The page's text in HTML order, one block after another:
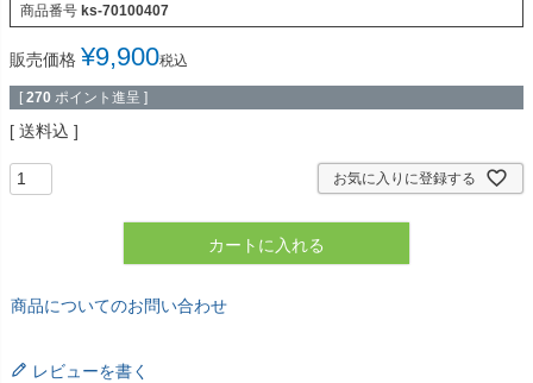
商品番号 ks-70100407
販売価格 ¥9,900税込
[ 270 ポイント進呈 ]
送料込
お気に入りに登録する
カートに入れる
商品についてのお問い合わせ
レビューを書く